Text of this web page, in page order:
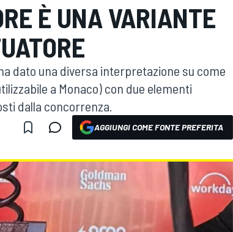
È UNA VARIANTE
dato una diversa interpretazione su come
a Monaco) con due elementi
dalla concorrenza.
AGGIUNGI COME FONTE PREFERITA